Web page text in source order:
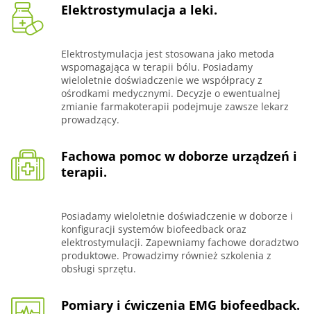
Elektrostymulacja a leki.
Elektrostymulacja jest stosowana jako metoda
wspomagająca w terapii bólu. Posiadamy
wieloletnie doświadczenie we współpracy z
ośrodkami medycznymi. Decyzje o ewentualnej
zmianie farmakoterapii podejmuje zawsze lekarz
prowadzący.
Fachowa pomoc w doborze urządzeń i
terapii.
Posiadamy wieloletnie doświadczenie w doborze i
konfiguracji systemów biofeedback oraz
elektrostymulacji. Zapewniamy fachowe doradztwo
produktowe. Prowadzimy również szkolenia z
obsługi sprzętu.
Pomiary i ćwiczenia EMG biofeedback.